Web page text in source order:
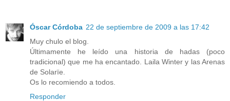
Óscar Córdoba 22 de septiembre de 2009 a las 17:42
Muy chulo el blog.
Últimamente he leído una historia de hadas (poco
tradicional) que me ha encantado. Laila Winter y las Arenas
de Solarïe.
Os lo recomiendo a todos.
Responder